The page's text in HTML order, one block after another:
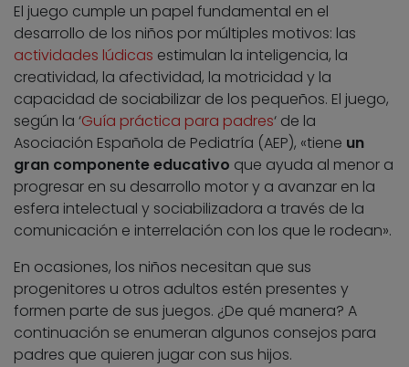
El juego cumple un papel fundamental en el
desarrollo de los niños por múltiples motivos: las
actividades lúdicas estimulan la inteligencia, la
creatividad, la afectividad, la motricidad y la
capacidad de sociabilizar de los pequeños. El juego,
según la ‘Guía práctica para padres‘ de la
Asociación Española de Pediatría (AEP), «tiene un
gran componente educativo que ayuda al menor a
progresar en su desarrollo motor y a avanzar en la
esfera intelectual y sociabilizadora a través de la
comunicación e interrelación con los que le rodean».
En ocasiones, los niños necesitan que sus
progenitores u otros adultos estén presentes y
formen parte de sus juegos. ¿De qué manera? A
continuación se enumeran algunos consejos para
padres que quieren jugar con sus hijos.